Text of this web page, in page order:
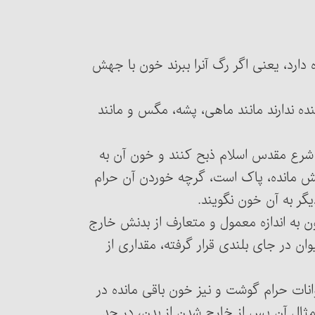
مسئلۀ ۱۴۱ : خون انسان و هر حیوانی که خون جهنده دارد، یعنی اگر رگ آن‎را ببرند خون با جهش
ندارند مانند ماهی، پشه، مگس و مانند
شرع مقدس اسلام ذبح کنند و خون آن به
مانده، پاک است، گرچه خوردن آن حرام
به آن خون نگویند.
به اندازه معمول و متعارف از بدنش خارج
در جای بلندی قرار گرفته، مقداری از
حرام گوشت و نیز خون باقی مانده در